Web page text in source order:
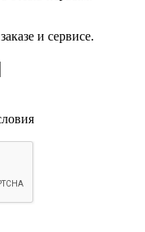
и сервисе.